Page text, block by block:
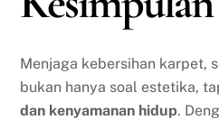
Menjaga kebersihan karpet,
bukan hanya soal estetika,
dan kenyamanan hidup.